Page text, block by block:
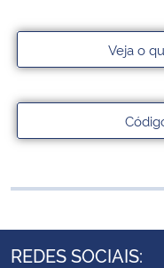
Ministério do Meio Ambiente
Ministério do Turismo
Ministério da Mulher, da
Veja o
REDES SOCIAIS: